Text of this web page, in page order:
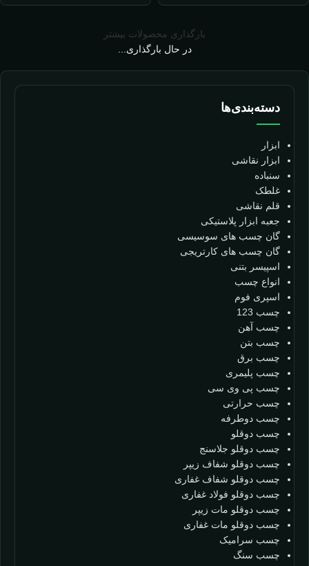
دسته‌بندی‌ها
ابزار
ابزار نقاشی
سنباده
غلطک
قلم نقاشی
جعبه ابزار پلاستیکی
گان چسب های سوسیسی
گان چسب های کارتریجی
اسپیسر بتنی
انواع چسب
اسپری فوم
چسب 123
چسب آهن
چسب بتن
چسب برق
چسب پلیمری
چسب پی وی سی
چسب حرارتی
چسب دوطرفه
چسب دوقلو
چسب دوقلو جلاسنج
چسب دوقلو شفاف زیپر
چسب دوقلو شفاف غفاری
چسب دوقلو فولاد غفاری
چسب دوقلو مات زیپر
چسب دوقلو مات غفاری
چسب سرامیک
چسب سنگ
بارگذاری محصولات بیشتر
در حال بارگذاری...